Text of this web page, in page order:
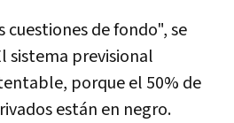
cuestiones de fondo", se
sistema previsional
porque el 50% de
están en negro.